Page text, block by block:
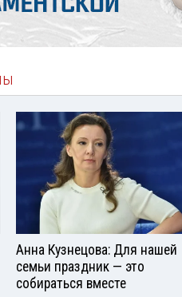
Анна Кузнецова: Для нашей
семьи праздник — это
собираться вместе